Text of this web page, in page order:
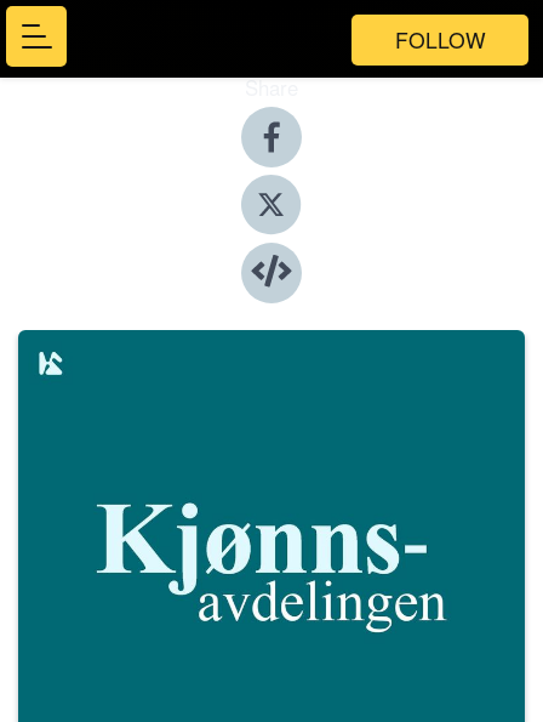
FOLLOW
Share